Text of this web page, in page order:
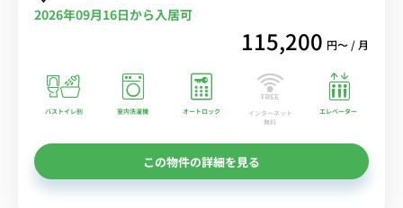
2026年09月16日から入居可
115,200 円〜 / 月
バストイレ別 室内洗濯機 オートロック
インターネット
無料
エレベーター
この物件の詳細を見る